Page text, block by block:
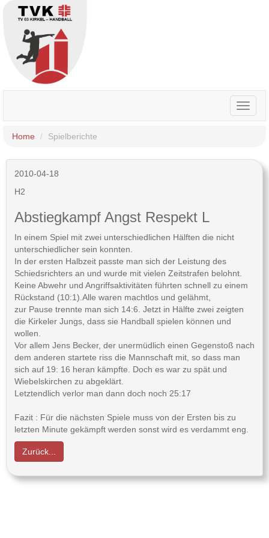
Toggle
Home
Spielberichte
2010-04-18
H2
Abstiegkampf Angst Respekt L
In einem Spiel mit zwei unterschiedlichen Hälften die nicht
unterschiedlicher sein konnten.
In der ersten Halbzeit passte man sich der Leistung des
Schiedsrichters an und wurde mit vielen Zeitstrafen belohnt.
Keine Abwehr und Angriffsaktivitäten führten schnell zu einem
Rückstand (10:1).Alle waren machtlos und gelähmt,
zur Pause trennte man sich 14:6. Jetzt in Hälfte zwei zeigten
die Kirkeler Jungs, dass sie Handball spielen können und
wollen.
Vor allem Jens Becker, der unermüdlich einen Gegenstoß nach
dem anderen startete riss die Mannschaft mit, so dass man
sich auf 19: 16 heran kämpfte. Doch es war zu spät und
Wiebelskirchen zu abgeklärt.
Letztendlich verlor man dann doch noch 25:17
Fazit : Für die nächsten Spiele muss von der Ersten bis zu
letzten Minute gekämpft werden sonst wird es verdammt eng.
Zurück...